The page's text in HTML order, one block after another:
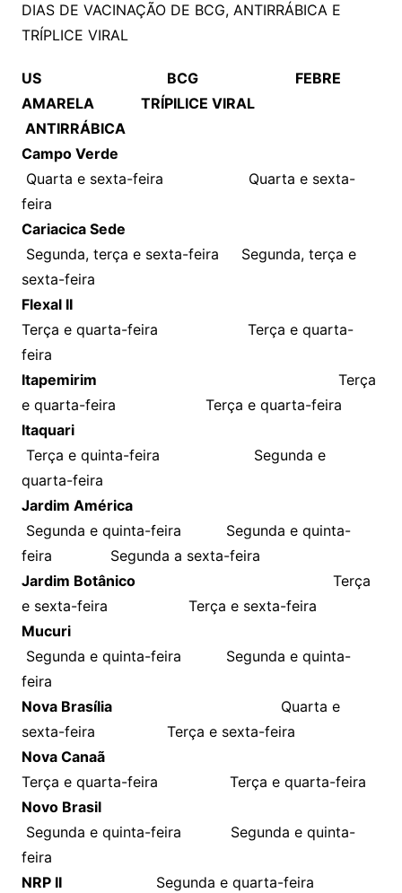
DIAS DE VACINAÇÃO DE BCG, ANTIRRÁBICA E
TRÍPLICE VIRAL
US BCG FEBRE
AMARELA TRÍPILICE VIRAL
ANTIRRÁBICA
Campo Verde
Quarta e sexta-feira Quarta e sexta-
feira
Cariacica Sede
Segunda, terça e sexta-feira Segunda, terça e
sexta-feira
Flexal II
Terça e quarta-feira Terça e quarta-
feira
Itapemirim
Terça
e quarta-feira Terça e quarta-feira
Itaquari
Terça e quinta-feira Segunda e
quarta-feira
Jardim América
Segunda e quinta-feira Segunda e quinta-
feira Segunda a sexta-feira
Jardim BotânicoTerça
e sexta-feira Terça e sexta-feira
Mucuri
Segunda e quinta-feira Segunda e quinta-
feira
Nova Brasília Quarta e
sexta-feira Terça e sexta-feira
Nova Canaã
Terça e quarta-feira Terça e quarta-feira
Novo Brasil
Segunda e quinta-feira Segunda e quinta-
feira
NRP IISegunda e quarta-feira